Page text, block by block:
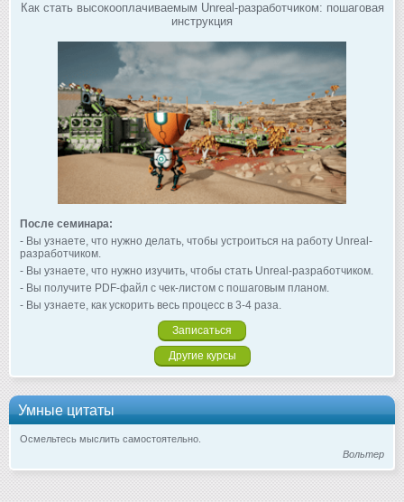
Как стать высокооплачиваемым Unreal-разработчиком: пошаговая
инструкция
После семинара:
- Вы узнаете, что нужно делать, чтобы устроиться на работу Unreal-
разработчиком.
- Вы узнаете, что нужно изучить, чтобы стать Unreal-разработчиком.
- Вы получите PDF-файл с чек-листом с пошаговым планом.
- Вы узнаете, как ускорить весь процесс в 3-4 раза.
Записаться
Другие курсы
Умные цитаты
Осмельтесь мыслить самостоятельно.
Вольтер